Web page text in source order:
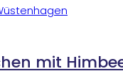
mit